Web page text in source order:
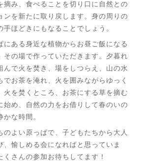
摘み、食べることを切り口に自然との
ンを新たに取り戻します。身の周りの
手ほどきにもなることでしょう。
にある身近な植物からお昼ご飯になる
その場で作っていただきます。夕暮れ
んで火を焚き、場をしつらえ、山の水
でお茶を淹れ、火を囲みながらゆっく
火を焚くところ、お茶にする草を摘む
始め、自然の力をお借りして春のいの
な時間。
のよい原っぱで、子どもたちから大人
、愉しめる会になればと思っていま
くさんの参加お待ちしてます！